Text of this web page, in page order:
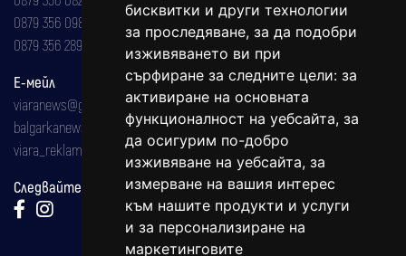
бисквитки и други технологии
за проследяване, за да подобри
изживяването ви при
сърфиране за следните цели: за
активиране на основната
функционалност на уебсайта, за
да осигурим по-добро
изживяване на уебсайта, за
измерване на вашия интерес
към нашите продукти и услуги
и за персонализиране на
маркетинговите
0879 356 098
0879 356 289
Е-мейл
viaranews@gmail.com
balgarkanews@gmail.com
viara_reklama@mail.bg
Следвайте ни: